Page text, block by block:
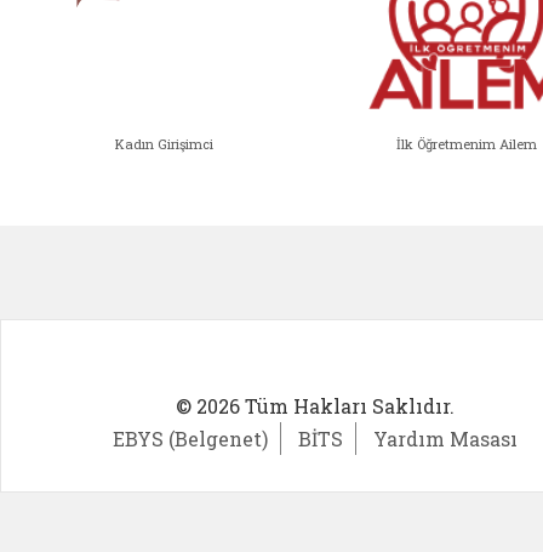
Kadın Girişimci İlk Öğretmenim Ailem
© 2026 Tüm Hakları Saklıdır.
EBYS (Belgenet)
BİTS Yardım Masası